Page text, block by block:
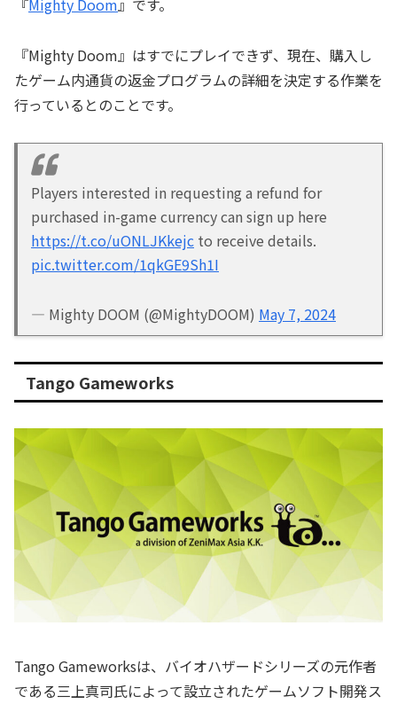
『Mighty Doom』です。
『Mighty Doom』はすでにプレイできず、現在、購入し
たゲーム内通貨の返金プログラムの詳細を決定する作業を
行っているとのことです。
Players interested in requesting a refund for
purchased in-game currency can sign up here
https://t.co/uONLJKkejc to receive details.
pic.twitter.com/1qkGE9Sh1I
— Mighty DOOM (@MightyDOOM) May 7, 2024
Tango Gameworks
Tango Gameworksは、バイオハザードシリーズの元作者
である三上真司氏によって設立されたゲームソフト開発ス